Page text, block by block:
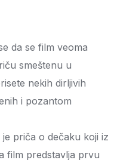
da se film veoma
smeštenu u
nekih dirljivih
i pozantom
je priča o dečaku koji iz
film predstavlja prvu